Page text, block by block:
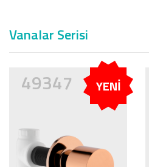
Vanalar Serisi
49347 YENİ